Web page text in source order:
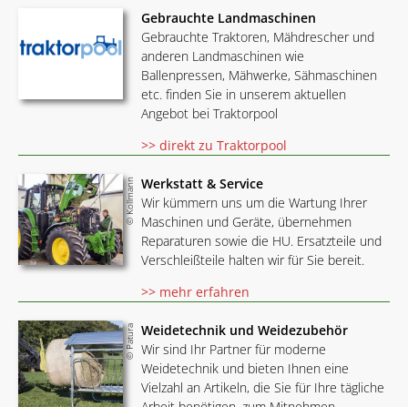
Gebrauchte Landmaschinen
Gebrauchte Traktoren, Mähdrescher und
anderen Landmaschinen wie
Ballenpressen, Mähwerke, Sähmaschinen
etc. finden Sie in unserem aktuellen
Angebot bei Traktorpool
>> direkt zu Traktorpool
© Kollmann Werkstatt & Service
Wir kümmern uns um die Wartung Ihrer
Maschinen und Geräte, übernehmen
Reparaturen sowie die HU. Ersatzteile und
Verschleißteile halten wir für Sie bereit.
>> mehr erfahren
© Patura Weidetechnik und Weidezubehör
Wir sind Ihr Partner für moderne
Weidetechnik und bieten Ihnen eine
Vielzahl an Artikeln, die Sie für Ihre tägliche